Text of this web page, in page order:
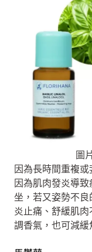
圖
因為長時間重複
因為肌肉發炎導
坐，若又姿勢不
炎止痛、舒緩肌
調香氣，也可減緩